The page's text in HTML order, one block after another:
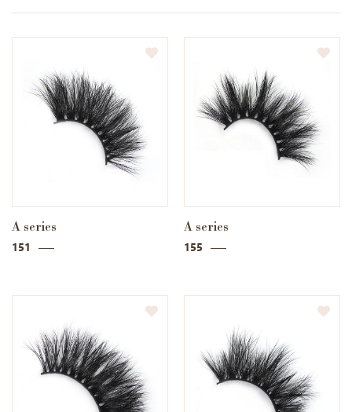
A series
151
A series
155